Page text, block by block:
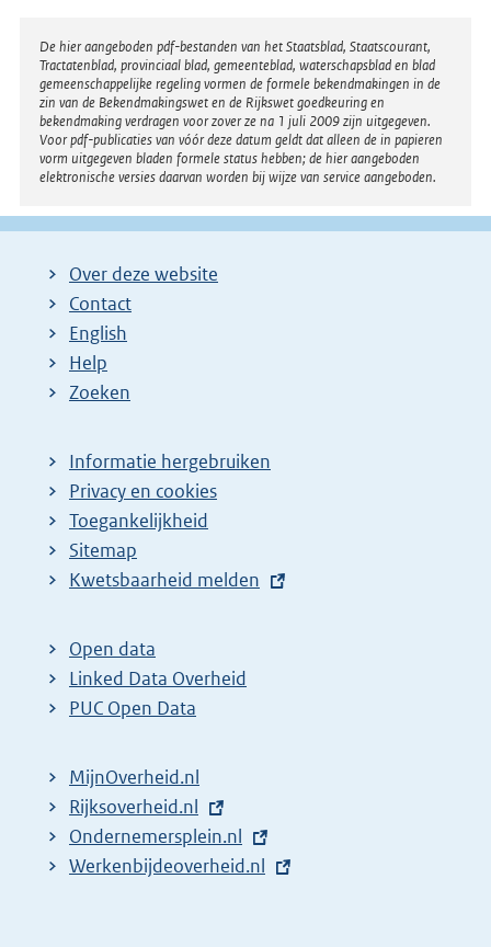
Disclaimer
De hier aangeboden pdf-bestanden van het Staatsblad, Staatscourant,
Tractatenblad, provinciaal blad, gemeenteblad, waterschapsblad en blad
gemeenschappelijke regeling vormen de formele bekendmakingen in de
zin van de Bekendmakingswet en de Rijkswet goedkeuring en
bekendmaking verdragen voor zover ze na 1 juli 2009 zijn uitgegeven.
Voor pdf-publicaties van vóór deze datum geldt dat alleen de in papieren
vorm uitgegeven bladen formele status hebben; de hier aangeboden
elektronische versies daarvan worden bij wijze van service aangeboden.
Over deze website
Contact
English
Help
Zoeken
Informatie hergebruiken
Privacy en cookies
Toegankelijkheid
Sitemap
E
t
e
r
l
i
n
k
Kwetsbaarheid melden
Open data
Linked Data Overheid
PUC Open Data
MijnOverheid.nl
E
x
t
Rijksoverheid.nl
E
x
Ondernemersplein.nl
E
Werkenbijdeoverheid.nl